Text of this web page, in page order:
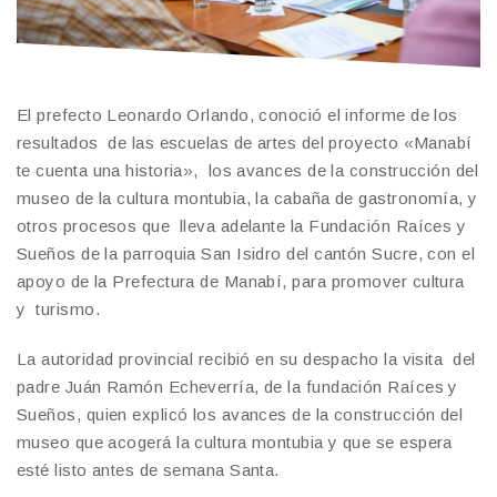
El prefecto Leonardo Orlando, conoció el informe de los
resultados de las escuelas de artes del proyecto «Manabí
te cuenta una historia», los avances de la construcción del
museo de la cultura montubia, la cabaña de gastronomía, y
otros procesos que lleva adelante la Fundación Raíces y
Sueños de la parroquia San Isidro del cantón Sucre, con el
apoyo de la Prefectura de Manabí, para promover cultura
y turismo.
La autoridad provincial recibió en su despacho la visita del
padre Juán Ramón Echeverría, de la fundación Raíces y
Sueños, quien explicó los avances de la construcción del
museo que acogerá la cultura montubia y que se espera
esté listo antes de semana Santa.